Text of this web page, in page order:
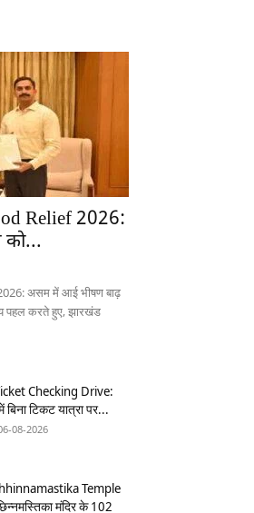
Relief 2026:
असम में आई भीषण बाढ़
पहल करते हुए, झारखंड
Checking Drive:
टिकट यात्रा पर...
08-2026
Temple
मंदिर के 102